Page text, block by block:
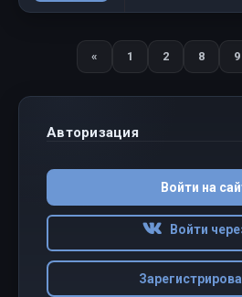
«Назад1 2 8 9
Авторизация
Войти на
Войти